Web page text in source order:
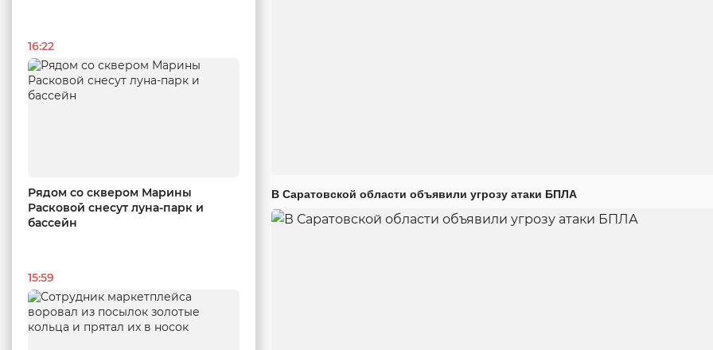
16:22
Рядом со сквером Марины
Расковой снесут луна-парк и
бассейн
15:59
В Саратовской области объявили угрозу атаки БПЛА